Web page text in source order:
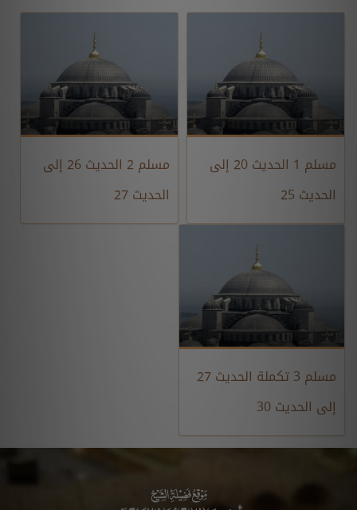
مسلم 1 الحديث 20 إلى
الحديث 25
مسلم 2 الحديث 26 إلى
الحديث 27
مسلم 3 تكملة الحديث 27
إلى الحديث 30